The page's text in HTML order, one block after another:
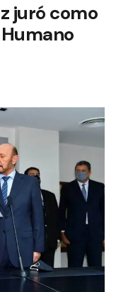
juró como